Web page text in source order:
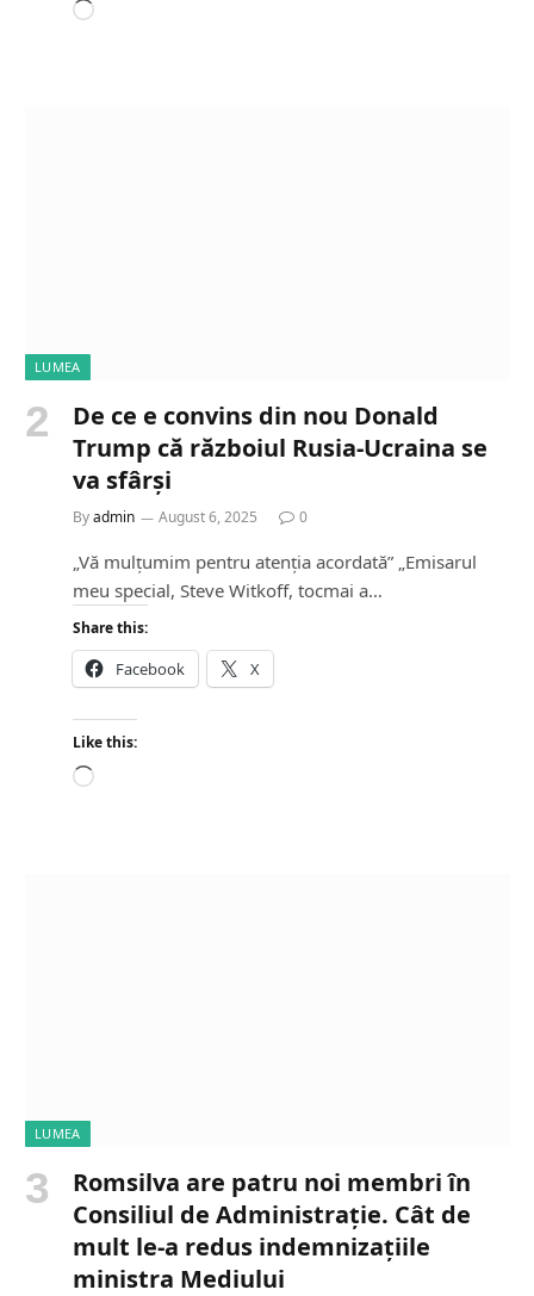
L
LUMEA
De ce e convins din nou Donald
Trump că războiul Rusia-Ucraina se
va sfârși
Byadmin August 6, 2025 0
„Vă mulțumim pentru atenția acordată” „Emisarul
meu special, Steve Witkoff, tocmai a…
Share this:
Facebook X
Like this:
L
LUMEA
Romsilva are patru noi membri în
Consiliul de Administrație. Cât de
mult le-a redus indemnizațiile
ministra Mediului